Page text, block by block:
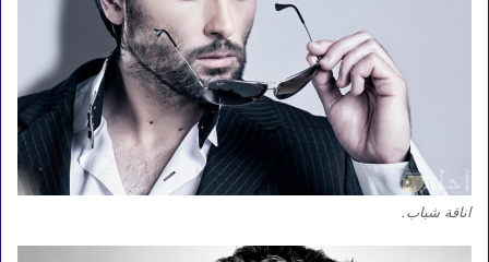
اناقة شباب.